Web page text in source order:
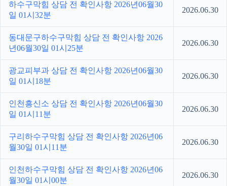
하수구막힘 상담 전 확인사항 2026년06월30
일 01시32분
2026.06.30
동대문구하수구막힘 상담 전 확인사항 2026
년06월30일 01시25분
2026.06.30
광교피부과 상담 전 확인사항 2026년06월30
일 01시18분
2026.06.30
인천흥신소 상담 전 확인사항 2026년06월30
일 01시11분
2026.06.30
구리하수구막힘 상담 전 확인사항 2026년06
월30일 01시11분
2026.06.30
인천하수구막힘 상담 전 확인사항 2026년06
월30일 01시00분
2026.06.30